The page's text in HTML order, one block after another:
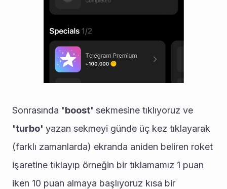
Sonrasında 'boost'
'turbo' yazan sekmeyi günde üç kez tıklayarak
(farklı zamanlarda) ekranda aniden beliren roket
işaretine tıklayıp örneğin bir tıklamamız 1 puan
iken 10 puan almaya başlıyoruz kısa bir